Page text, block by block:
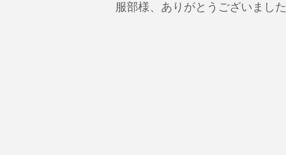
服部様、ありがとうございました